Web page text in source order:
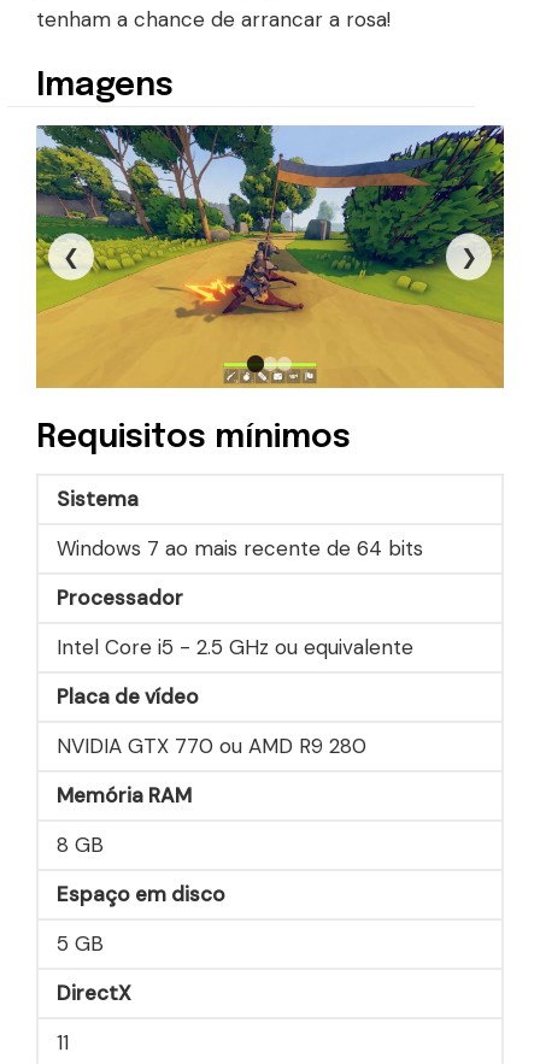
tenham a chance de arrancar a rosa!
Imagens
❮ ❯
Requisitos mínimos
Sistema
Windows 7 ao mais recente de 64 bits
Processador
Intel Core i5 - 2.5 GHz ou equivalente
Placa de vídeo
NVIDIA GTX 770 ou AMD R9 280
Memória RAM
8 GB
Espaço em disco
5 GB
DirectX
11